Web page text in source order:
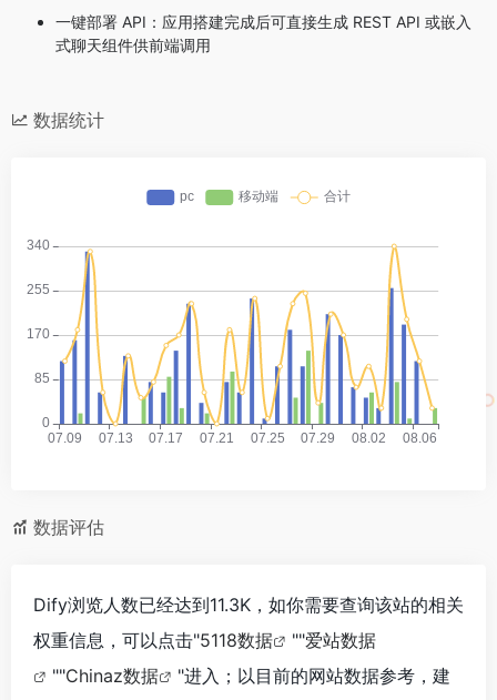
一键部署 API：应用搭建完成后可直接生成 REST API 或嵌入
式聊天组件供前端调用
数据统计
数据评估
Dify浏览人数已经达到11.3K，如你需要查询该站的相关
权重信息，可以点击"5118数据 ""爱站数据
""Chinaz数据
"进入；以目前的网站数据参考，建